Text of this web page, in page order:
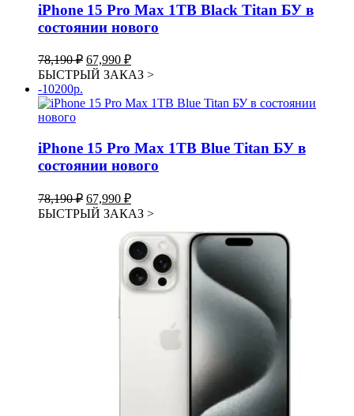
iPhone 15 Pro Max 1TB Black Titan БУ в
состоянии нового
78,190₽ Первоначальная
цена
78,190 ₽.
67,990 ₽Текущая
цена:
БЫСТРЫЙ ЗАКАЗ >
-10200р.
iPhone 15 Pro Max 1TB Blue Titan БУ в
состоянии нового
78,190₽ Первоначальная
цена
78,190 ₽.
67,990 ₽Текущая
цена:
БЫСТРЫЙ ЗАКАЗ >